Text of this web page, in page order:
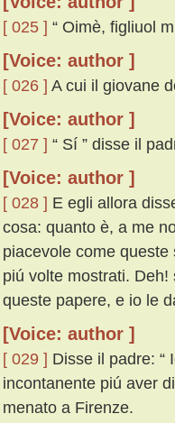
[ 025 ] “ Oimè, figliuol
[Voice: author ]
[ 026 ] A cui il giovane
[Voice: author ]
[ 027 ] “ Sí ” disse il
[Voice: author ]
[ 028 ] E egli allora
cosa: quanto è, a me
piacevole come
piú volte mostrati.
queste papere, e io le
[Voice: author ]
[ 029 ] Disse il padre: “
incontanente piú aver
menato a Firenze.